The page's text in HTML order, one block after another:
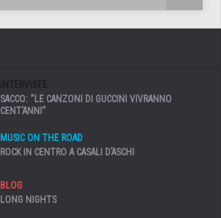
INTERVISTE
SACCO: “LE CANZONI DI GUCCINI VIVRANNO
CENT’ANNI”
MUSIC ON THE ROAD
ROCK IN CENTRO A CASALI D’ASCHI
BLOG
LONG NIGHTS